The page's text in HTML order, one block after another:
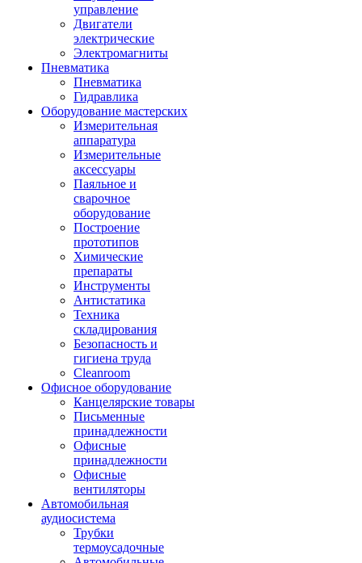
управление
Двигатели
электрические
Электромагниты
Пневматика
Пневматика
Гидравлика
Оборудование мастерских
Измерительная
аппаратура
Измерительные
аксессуары
Паяльное и
сварочное
оборудование
Построение
прототипов
Химические
препараты
Инструменты
Aнтистатика
Техника
складирования
Безопасность и
гигиена труда
Cleanroom
Офисное оборудование
Канцелярские товары
Письменные
принадлежности
Офисные
принадлежности
Офисные
вентиляторы
Автомобильная
аудиосистема
Трубки
термоусадочные